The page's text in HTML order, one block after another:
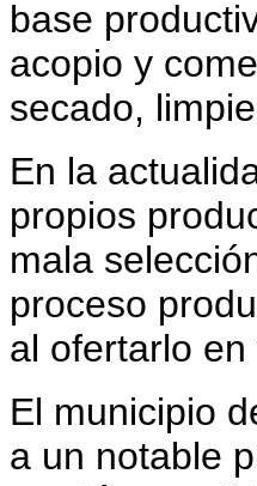
base
acopio y
secado,
En la
propios
mala
proceso
al ofertarlo
El municipio
a un notable